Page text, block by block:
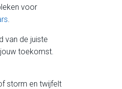
voor
.
van de juiste
toekomst.
storm en twijfelt